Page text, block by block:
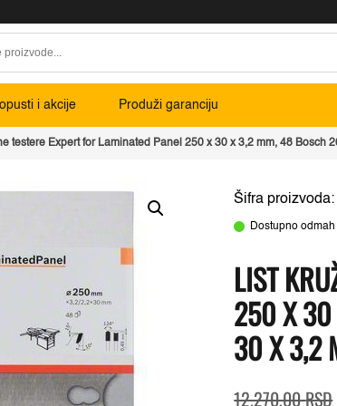
i akcije Produži garanciju
testere Expert for Laminated Panel 250 x 30 x 3,2 mm, 48 Bosch
Šifra
Dostupno
LIST
250 X
30 X 3,2
12.270,00RSD